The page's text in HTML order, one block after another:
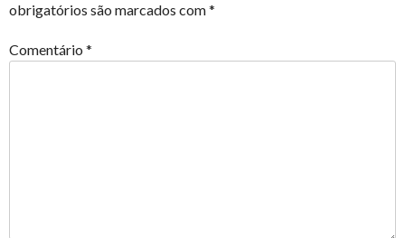
obrigatórios são marcados com*
Comentário *